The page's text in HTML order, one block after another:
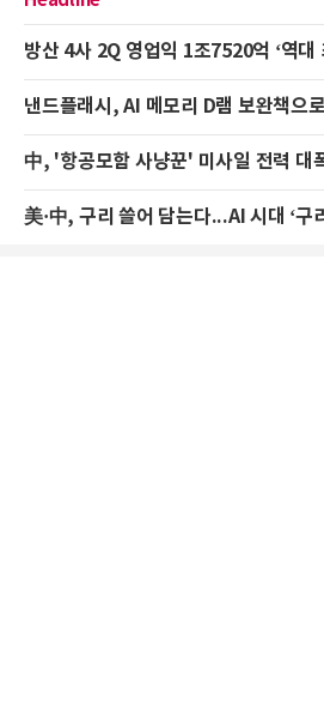
방산 4사 2Q 영업익 1조7520억 ‘역대
낸드플래시, AI 메모리 D램 보완책으
中, '항공모함 사냥꾼' 미사일 전력 대
美·中, 구리 쓸어 담는다...AI 시대 ‘구